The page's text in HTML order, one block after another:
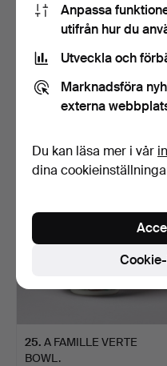
HUNDRED BOYS' JAR.
25. A FAMILLE VERTE
BOWL.
Anpassa
utifrån hur du
Utveckla och
Marknadsföra
externa
Du kan läsa mer i vår
dina